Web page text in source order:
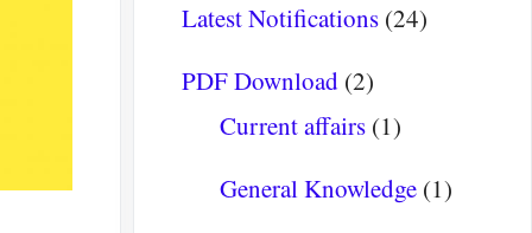
Latest Notifications (24)
PDF Download (2)
Current affairs(1)
General Knowledge(1)